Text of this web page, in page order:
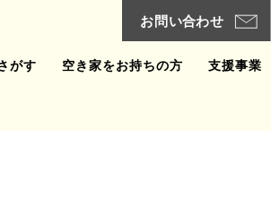
がす 空き家をお持ちの方 支援事業